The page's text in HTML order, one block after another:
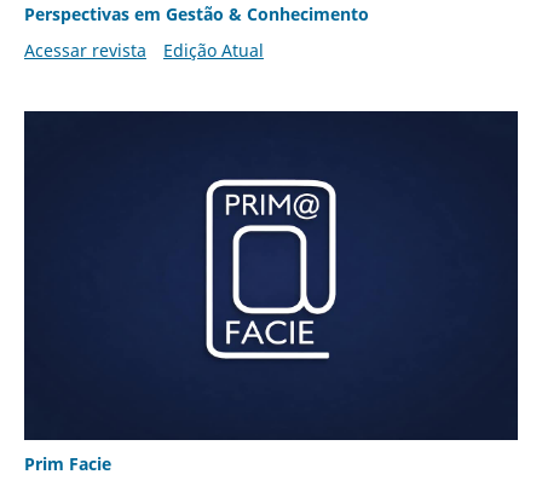
Perspectivas em Gestão & Conhecimento
Acessar revista
Edição Atual
Prim Facie